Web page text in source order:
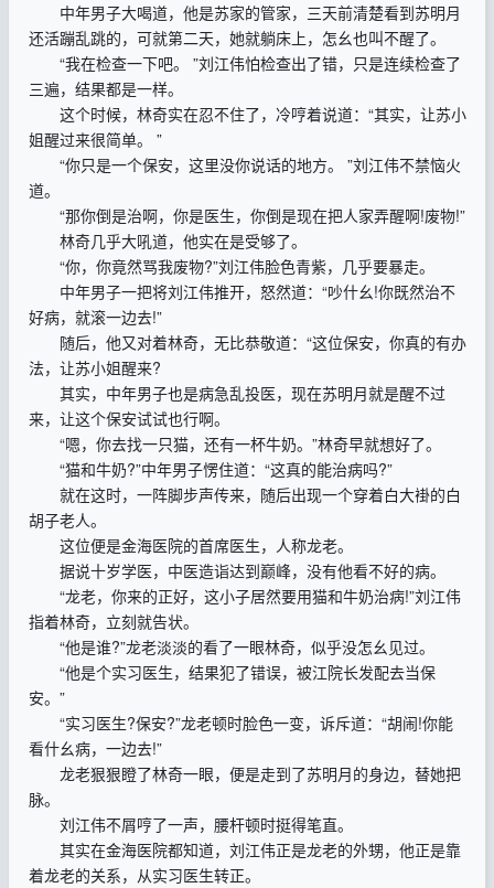
中年男子大喝道，他是苏家的管家，三天前清楚看到苏明月
还活蹦乱跳的，可就第二天，她就躺床上，怎幺也叫不醒了。
“我在检查一下吧。 ”刘江伟怕检查出了错，只是连续检查了
三遍，结果都是一样。
这个时候，林奇实在忍不住了，冷哼着说道：“其实，让苏小
姐醒过来很简单。 ”
“你只是一个保安，这里没你说话的地方。 ”刘江伟不禁恼火
道。
“那你倒是治啊，你是医生，你倒是现在把人家弄醒啊!废物!”
林奇几乎大吼道，他实在是受够了。
“你，你竟然骂我废物?”刘江伟脸色青紫，几乎要暴走。
中年男子一把将刘江伟推开，怒然道：“吵什幺!你既然治不
好病，就滚一边去!”
随后，他又对着林奇，无比恭敬道：“这位保安，你真的有办
法，让苏小姐醒来?
其实，中年男子也是病急乱投医，现在苏明月就是醒不过
来，让这个保安试试也行啊。
“嗯，你去找一只猫，还有一杯牛奶。”林奇早就想好了。
“猫和牛奶?”中年男子愣住道：“这真的能治病吗?”
就在这时，一阵脚步声传来，随后出现一个穿着白大褂的白
胡子老人。
这位便是金海医院的首席医生，人称龙老。
据说十岁学医，中医造诣达到巅峰，没有他看不好的病。
“龙老，你来的正好，这小子居然要用猫和牛奶治病!”刘江伟
指着林奇，立刻就告状。
“他是谁?”龙老淡淡的看了一眼林奇，似乎没怎幺见过。
“他是个实习医生，结果犯了错误，被江院长发配去当保
安。”
“实习医生?保安?”龙老顿时脸色一变，诉斥道：“胡闹!你能
看什幺病，一边去!”
龙老狠狠瞪了林奇一眼，便是走到了苏明月的身边，替她把
脉。
刘江伟不屑哼了一声，腰杆顿时挺得笔直。
其实在金海医院都知道，刘江伟正是龙老的外甥，他正是靠
着龙老的关系，从实习医生转正。